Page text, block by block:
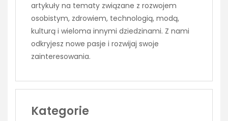
artykuły na tematy związane z rozwojem
osobistym, zdrowiem, technologią, modą,
kulturą i wieloma innymi dziedzinami. Z nami
odkryjesz nowe pasje i rozwijaj swoje
zainteresowania.
Kategorie